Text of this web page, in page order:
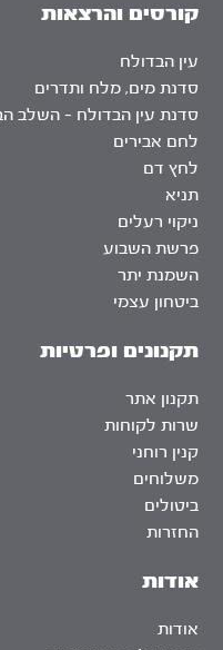
אודות
אודות
קורסים והרצאות
עין הבדולח
סדנת מים, מלח ותדרים
סדנת עין הבדולח – השלב
לחם אבירים
לחץ דם
תניא
ניקוי רעלים
פרשת השבוע
השמנת יתר
ביטחון עצמי
תקנונים ופרטיות
תקנון אתר
שרות לקוחות
קנין רוחני
משלוחים
ביטולים
החזרות